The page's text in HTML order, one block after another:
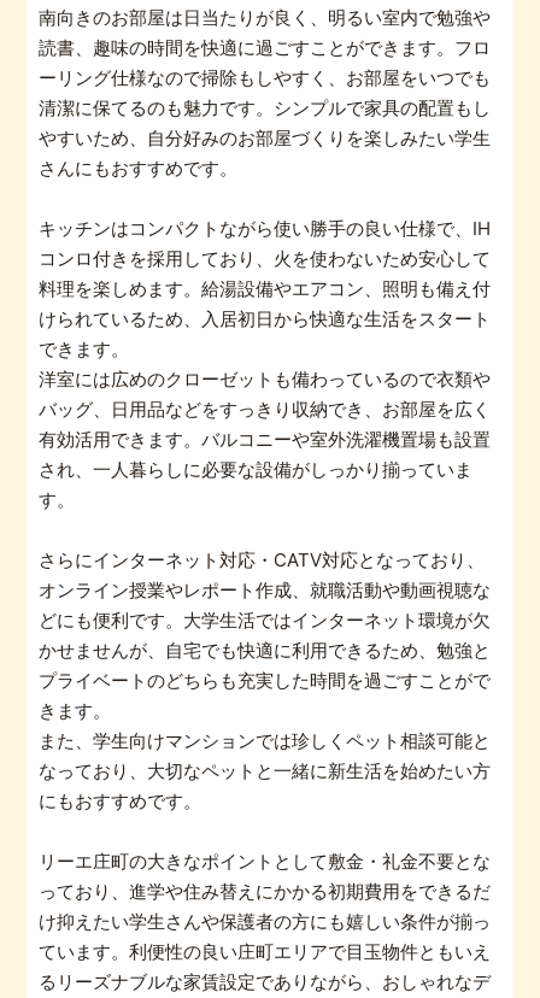
南向きのお部屋は日当たりが良く、明るい室内で勉強や
読書、趣味の時間を快適に過ごすことができます。フロ
ーリング仕様なので掃除もしやすく、お部屋をいつでも
清潔に保てるのも魅力です。シンプルで家具の配置もし
やすいため、自分好みのお部屋づくりを楽しみたい学生
さんにもおすすめです。
キッチンはコンパクトながら使い勝手の良い仕様で、IH
コンロ付きを採用しており、火を使わないため安心して
料理を楽しめます。給湯設備やエアコン、照明も備え付
けられているため、入居初日から快適な生活をスタート
できます。
洋室には広めのクローゼットも備わっているので衣類や
バッグ、日用品などをすっきり収納でき、お部屋を広く
有効活用できます。バルコニーや室外洗濯機置場も設置
され、一人暮らしに必要な設備がしっかり揃っていま
す。
さらにインターネット対応・CATV対応となっており、
オンライン授業やレポート作成、就職活動や動画視聴な
どにも便利です。大学生活ではインターネット環境が欠
かせませんが、自宅でも快適に利用できるため、勉強と
プライベートのどちらも充実した時間を過ごすことがで
きます。
また、学生向けマンションでは珍しくペット相談可能と
なっており、大切なペットと一緒に新生活を始めたい方
にもおすすめです。
リーエ庄町の大きなポイントとして敷金・礼金不要とな
っており、進学や住み替えにかかる初期費用をできるだ
け抑えたい学生さんや保護者の方にも嬉しい条件が揃っ
ています。利便性の良い庄町エリアで目玉物件ともいえ
るリーズナブルな家賃設定でありながら、おしゃれなデ